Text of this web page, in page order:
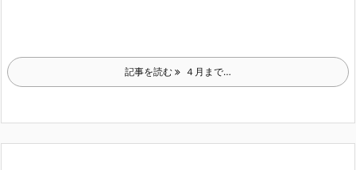
記事を読む ４月まで…